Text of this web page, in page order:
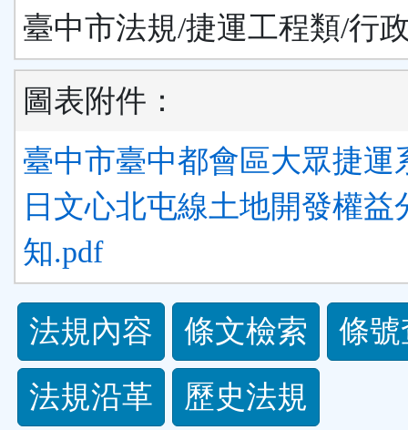
臺中市法規/捷運工程類/行
圖表附件：
臺中市臺中都會區大眾捷運
日文心北屯線土地開發權益
知.pdf
法
規
功
法規內容 條文檢索
條
法規沿革
歷史法規